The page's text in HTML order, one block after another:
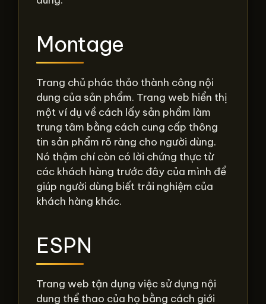
Montage
Trang chủ phác thảo thành công nội
dung của sản phẩm. Trang web hiển thị
một ví dụ về cách lấy sản phẩm làm
trung tâm bằng cách cung cấp thông
tin sản phẩm rõ ràng cho người dùng.
Nó thậm chí còn có lời chứng thực từ
các khách hàng trước đây của mình để
giúp người dùng biết trải nghiệm của
khách hàng khác.
ESPN
Trang web tận dụng việc sử dụng nội
dung thể thao của họ bằng cách giới